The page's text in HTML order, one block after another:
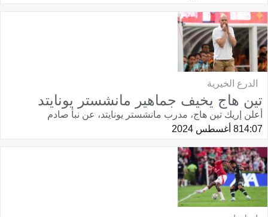
الدرع الخيرية
تين هاج يخيف جماهير مانشستر يونايتد
أعلن إريك تين هاج، مدرب مانشستر يونايتد، عن نبأ صادم
14:078 أغسطس 2024